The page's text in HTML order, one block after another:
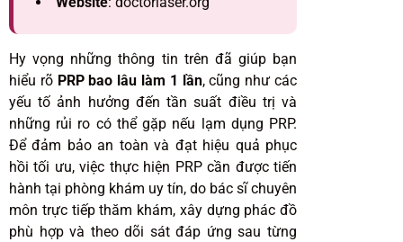
Hy vọng những thông tin trên đã giúp bạn
hiểu rõPRP bao lâu làm 1 lần, cũng như các
yếu tố ảnh hưởng đến tần suất điều trị và
những rủi ro có thể gặp nếu lạm dụng PRP.
Để đảm bảo an toàn và đạt hiệu quả phục
hồi tối ưu, việc thực hiện PRP cần được tiến
hành tại phòng khám uy tín, do bác sĩ chuyên
môn trực tiếp thăm khám, xây dựng phác đồ
phù hợp và theo dõi sát đáp ứng sau từng